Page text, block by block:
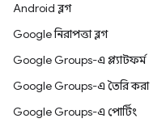
Android ব্লগ
Google নিরাপত্তা ব্লগ
Google Groups-এ প্ল্যাটফর্ম
Google Groups-এ তৈরি করা
Google Groups-এ পোর্টিং